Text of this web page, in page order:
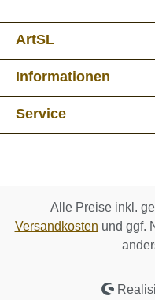
ArtSL
Informationen
Service
Alle Preise inkl.
Versandkosten und ggf.